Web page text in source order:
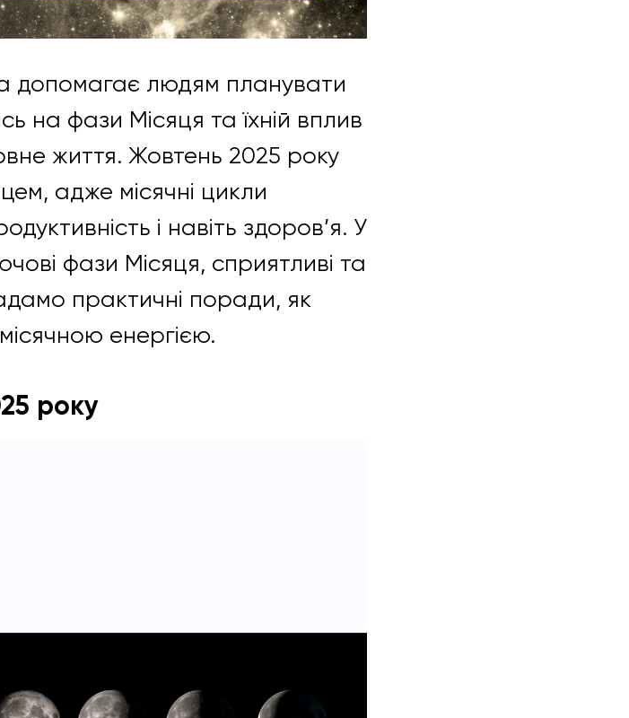
допомагає людям планувати
на фази Місяця та їхній вплив
життя. Жовтень 2025 року
адже місячні цикли
і навіть здоров’я. У
фази Місяця, сприятливі та
практичні поради, як
енергією.
року